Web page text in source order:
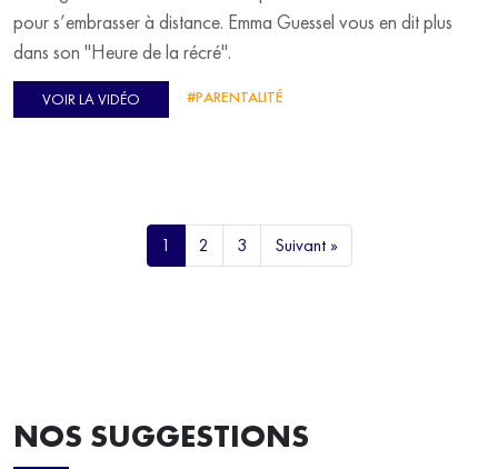
pour s’embrasser à distance. Emma Guessel vous en dit plus
dans son "Heure de la récré".
VOIR LA VIDÉO #PARENTALITÉ
1 2 3 Suivant »
NOS SUGGESTIONS